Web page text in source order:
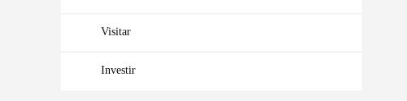
Visitar
Investir